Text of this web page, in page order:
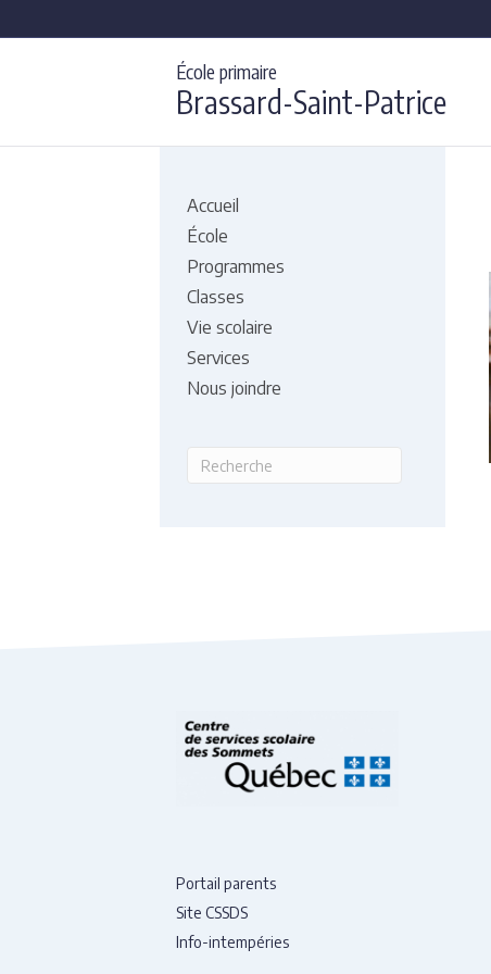
École primaire
Brassard-Saint-Patrice
Accueil
École
Programmes
Classes
Vie scolaire
Services
Nous joindre
Portail parents
Site CSSDS
Info-intempéries